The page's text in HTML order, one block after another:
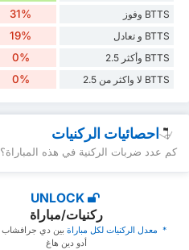
BTTS وفوز 31%
BTTS و تعادل 19%
BTTS وأكثر 2.5 0%
BTTS لا واكثر من 2.5 0%
احصائيات الركنيات
كم عدد ضربات الركنية في هذه المباراة؟
UNLOCK
ركنيات/مباراة
* ‏ ‏معدل الركنيات لكل مباراة
أدو دين هاغ